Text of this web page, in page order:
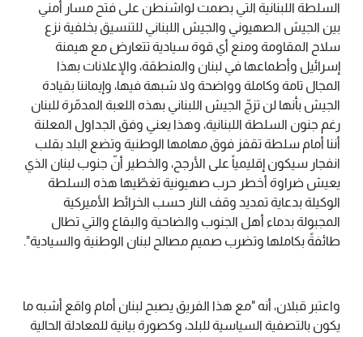
السلطة اللبنانية التي بصمت لواشنطن على فتح مسار أمني
بين الجيش الصهيوني والجيش اللبناني للتنسيق بخلفية نزع
سلاح المقاومة ومنع أي قوة سيادية تتعارض مع هيمنة
إسرائيل وأطماعها في لبنان والمنطقة، والإعلانات بهذا
المجال تامة وكاملة وواضحة ولا شبهة فيها، وإيماننا بقيادة
الجيش بأنها لن تزجّ الجيش اللبناني بهذه اللعبة المدمّرة للبنان
رغم جنون السلطة اللبنانية، وهذا يعني وفق الجداول المعلنة
أننا أمام سلطة تقفز فوق مهامها الوطنية وتضع البلد بقلب
انفجار سيكون إقليمياً على الأرجح، والخطير أنّ جنوب لبنان الذي
يعيش ضراوة أخطر حرب صهيونية تغطّيها هذه السلطة
الوكيلة بدعاية تمديد وقف النار حسب الخرائط الأميركية
المجبولة بدماء أهل الجنوب والضاحية والبقاع والتي تطال
طائفةً بكاملها وتضرب صميم مصالح لبنان الوطنية والسيادية".
واعتبر قبلان، أنه "مع هذا الفريق يصبح لبنان أمام واقع أشبه ما
يكون بالتصفية السياسية للبلد، وكصورة بيانية للمعادلة الحالية